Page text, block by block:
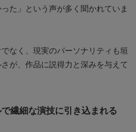
た」という声が多く聞かれていま
なく、現実のパーソナリティも垣
が、作品に説得力と深みを与えて
繊細な演技に引き込まれる